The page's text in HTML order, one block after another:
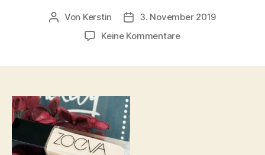
Beitragsautor
Von Kerstin Beitragsdatum
3. November 2019
Keine Kommentarezu